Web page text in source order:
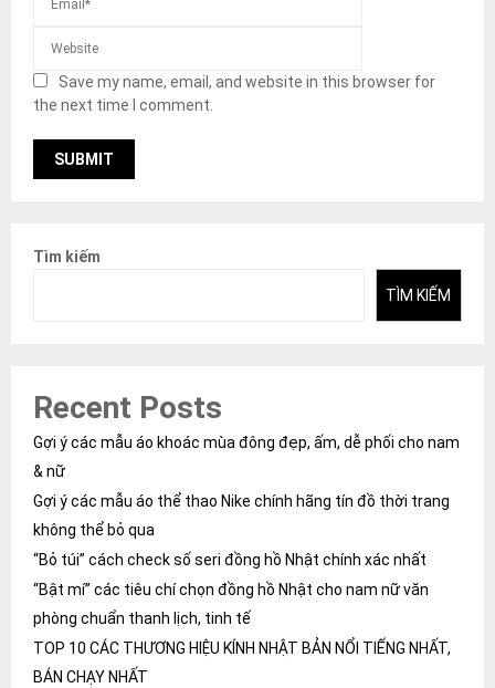
Save my name, email, and website in this browser for
the next time I comment.
Tìm kiếm
TÌM KIẾM
Recent Posts
Gợi ý các mẫu áo khoác mùa đông đẹp, ấm, dễ phối cho nam
& nữ
Gợi ý các mẫu áo thể thao Nike chính hãng tín đồ thời trang
không thể bỏ qua
“Bỏ túi” cách check số seri đồng hồ Nhật chính xác nhất
“Bật mí” các tiêu chí chọn đồng hồ Nhật cho nam nữ văn
phòng chuẩn thanh lịch, tinh tế
TOP 10 CÁC THƯƠNG HIỆU KÍNH NHẬT BẢN NỔI TIẾNG NHẤT,
BÁN CHẠY NHẤT